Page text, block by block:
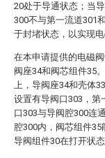
20处于导通状态；当
300不与第一流道301
于封堵状态，以实现
在本申请提供的电磁
阀座34和阀芯组件35
上，导阀座34和壳体
设置有导阀口303，第
口303与导阀腔300连
腔300内，阀芯组件
导阀组件30在打开状